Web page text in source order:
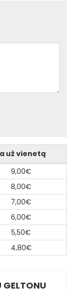
už vienetą
9,00€
8,00€
7,00€
6,00€
5,50€
4,80€
GELTONU